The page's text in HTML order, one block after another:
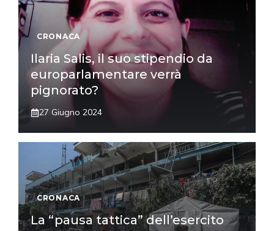
CRONACA
Ilaria Salis, il suo stipendio da
europarlamentare verrà
pignorato?
27 Giugno 2024
CRONACA
La “pausa tattica” dell’esercito